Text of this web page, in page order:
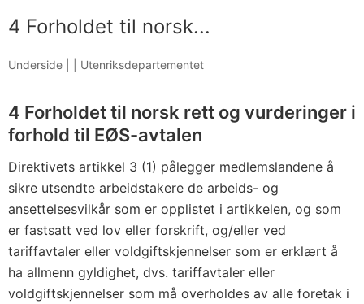
4 Forholdet til norsk...
Underside | Utenriksdepartementet
4 Forholdet til norsk rett og vurderinger i
forhold til EØS-avtalen
Direktivets artikkel 3 (1) pålegger medlemslandene å
sikre utsendte arbeidstakere de arbeids- og
ansettelsesvilkår som er opplistet i artikkelen, og som
er fastsatt ved lov eller forskrift, og/eller ved
tariffavtaler eller voldgiftskjennelser som er erklært å
ha allmenn gyldighet, dvs. tariffavtaler eller
voldgiftskjennelser som må overholdes av alle foretak i